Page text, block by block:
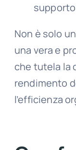
Non è solo
una vera e
che tutela la
rendimento
l’efficienza